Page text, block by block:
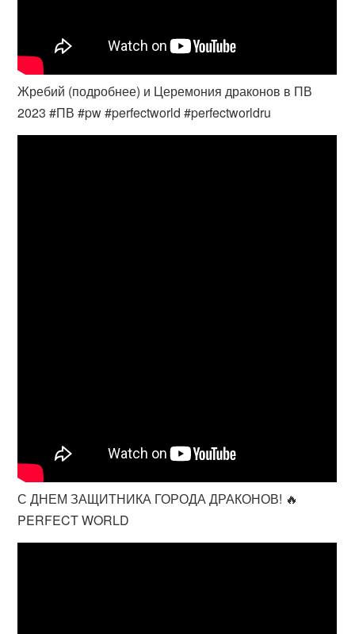
Жребий (подробнее) и Церемония драконов в ПВ
2023 #ПВ​ #pw​ #perfectworld #perfectworldru
С ДНЕМ ЗАЩИТНИКА ГОРОДА ДРАКОНОВ! 🔥
PERFECT WORLD